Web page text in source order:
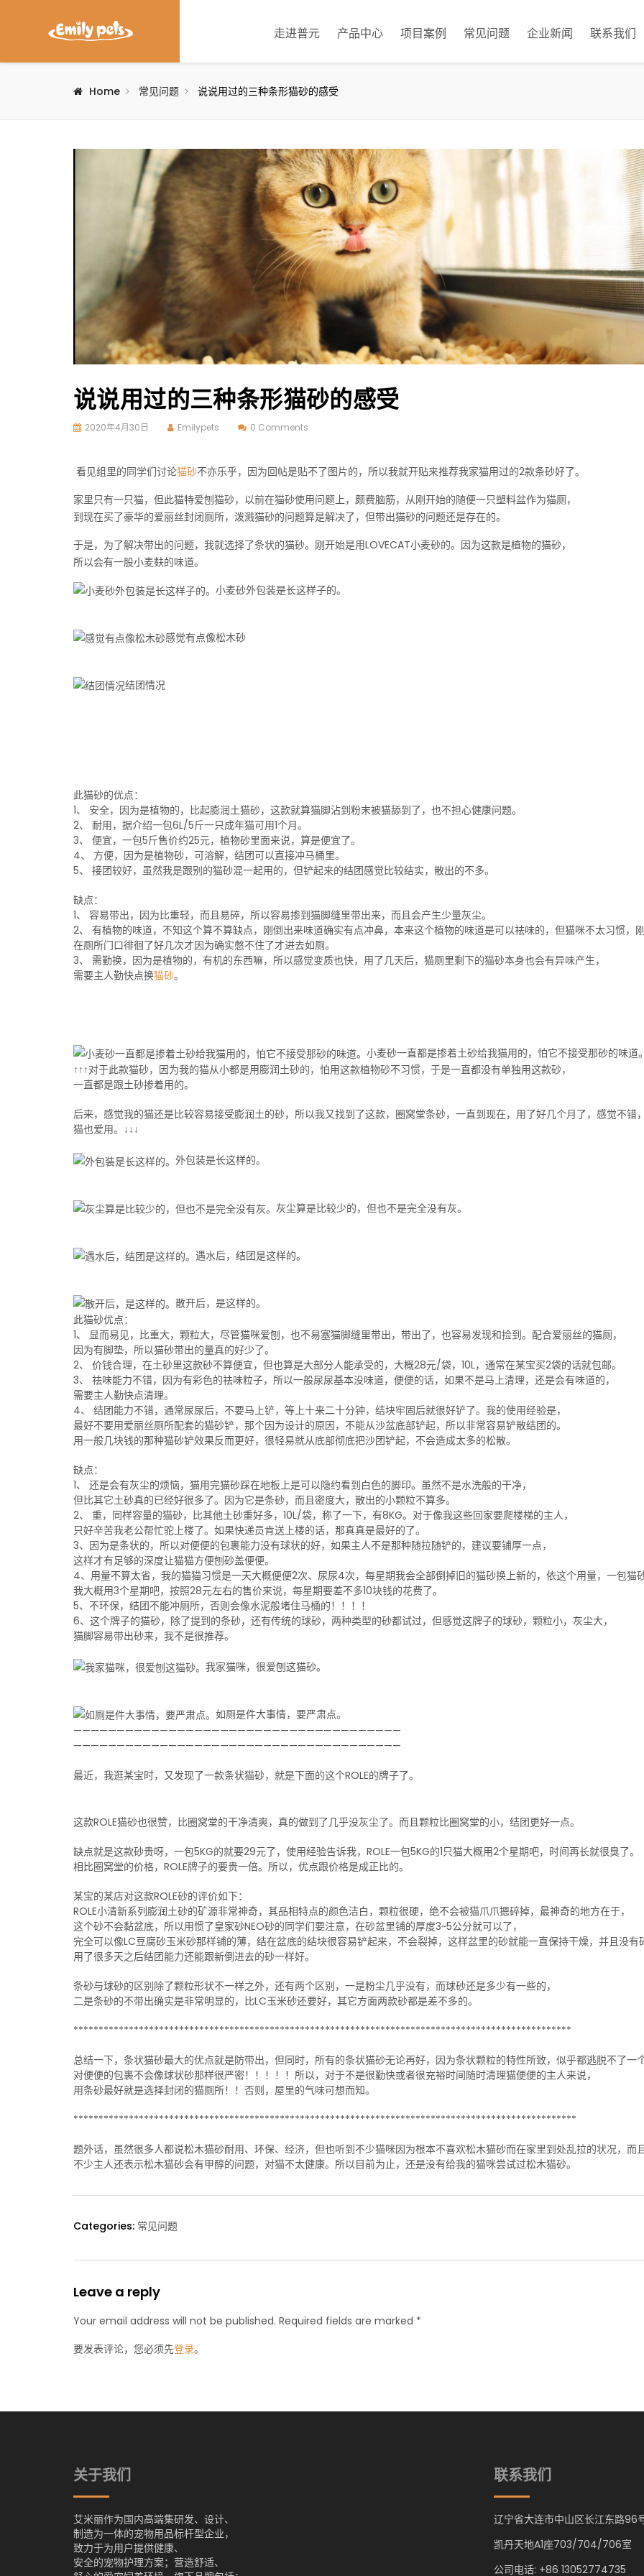
走进普元 产品中心 项目案例 常见问题 企业新闻 联系我们
Home 常见问题 说说用过的三种条形猫砂的感受
说说用过的三种条形猫砂的感受
2020年4月30日 Emilypets 0 Comments
看见组里的同学们讨论猫砂不亦乐乎，因为回帖是贴不了图片的，所以我就开贴来推荐我家猫用过的2款条砂好了。
家里只有一只猫，但此猫特爱刨猫砂，以前在猫砂使用问题上，颇费脑筋，从刚开始的随便一只塑料盆作为猫厕，
到现在买了豪华的爱丽丝封闭厕所，泼溅猫砂的问题算是解决了，但带出猫砂的问题还是存在的。
于是，为了解决带出的问题，我就选择了条状的猫砂。刚开始是用LOVECAT小麦砂的。因为这款是植物的猫砂，
所以会有一股小麦麸的味道。
小麦砂外包装是长这样子的。
感觉有点像松木砂
结团情况
此猫砂的优点：
1、 安全，因为是植物的，比起膨润土猫砂，这款就算猫脚沾到粉末被猫舔到了，也不担心健康问题。
2、 耐用，据介绍一包6L/5斤一只成年猫可用1个月。
3、 便宜，一包5斤售价约25元，植物砂里面来说，算是便宜了。
4、 方便，因为是植物砂，可溶解，结团可以直接冲马桶里。
5、 接团较好，虽然我是跟别的猫砂混一起用的，但铲起来的结团感觉比较结实，散出的不多。
缺点：
1、 容易带出，因为比重轻，而且易碎，所以容易掺到猫脚缝里带出来，而且会产生少量灰尘。
2、 有植物的味道，不知这个算不算缺点，刚倒出来味道确实有点冲鼻，本来这个植物的味道是可以祛味的，但猫咪不太习惯，
在厕所门口徘徊了好几次才因为确实憋不住了才进去如厕。
3、 需勤换，因为是植物的，有机的东西嘛，所以感觉变质也快，用了几天后，猫厕里剩下的猫砂本身也会有异味产生，
需要主人勤快点换猫砂。
小麦砂一直都是掺着土砂给我猫用的，怕它不接受那砂的味道
↑↑↑对于此款猫砂，因为我的猫从小都是用膨润土砂的，怕用这款植物砂不习惯，于是一直都没有单独用这款砂，
一直都是跟土砂掺着用的。
后来，感觉我的猫还是比较容易接受膨润土的砂，所以我又找到了这款，圈窝堂条砂，一直到现在，用了好几个月了，感觉不错
猫也爱用。↓↓↓
外包装是长这样的。
灰尘算是比较少的，但也不是完全没有灰。
遇水后，结团是这样的。
散开后，是这样的。
此猫砂优点：
1、 显而易见，比重大，颗粒大，尽管猫咪爱刨，也不易塞猫脚缝里带出，带出了，也容易发现和捡到。配合爱丽丝的猫厕，
因为有脚垫，所以猫砂带出的量真的好少了。
2、 价钱合理，在土砂里这款砂不算便宜，但也算是大部分人能承受的，大概28元/袋，10L，通常在某宝买2袋的话就包邮。
3、 祛味能力不错，因为有彩色的祛味粒子，所以一般尿尿基本没味道，便便的话，如果不是马上清理，还是会有味道的，
需要主人勤快点清理。
4、 结团能力不错，通常尿尿后，不要马上铲，等上十来二十分钟，结块牢固后就很好铲了。我的使用经验是，
最好不要用爱丽丝厕所配套的猫砂铲，那个因为设计的原因，不能从沙盆底部铲起，所以非常容易铲散结团的。
用一般几块钱的那种猫砂铲效果反而更好，很轻易就从底部彻底把沙团铲起，不会造成太多的松散。
缺点：
1、 还是会有灰尘的烦恼，猫用完猫砂踩在地板上是可以隐约看到白色的脚印。虽然不是水洗般的干净，
但比其它土砂真的已经好很多了。因为它是条砂，而且密度大，散出的小颗粒不算多。
2、 重，同样容量的猫砂，比其他土砂重好多，10L/袋，称了一下，有8KG。对于像我这些回家要爬楼梯的主人，
只好辛苦我老公帮忙驼上楼了。如果快递员肯送上楼的话，那真真是最好的了。
3、因为是条状的，所以对便便的包裹能力没有球状的好，如果主人不是那种随拉随铲的，建议要铺厚一点，
这样才有足够的深度让猫猫方便刨砂盖便便。
4、用量不算太省，我的猫猫习惯是一天大概便便2次、尿尿4次，每星期我会全部倒掉旧的猫砂换上新的，依这个用量，一包猫
我大概用3个星期吧，按照28元左右的售价来说，每星期要差不多10块钱的花费了。
5、不环保，结团不能冲厕所，否则会像水泥般堵住马桶的！！！！
6、这个牌子的猫砂，除了提到的条砂，还有传统的球砂，两种类型的砂都试过，但感觉这牌子的球砂，颗粒小，灰尘大，
猫脚容易带出砂来，我不是很推荐。
我家猫咪，很爱刨这猫砂。
如厕是件大事情，要严肃点。
——————————————————————————————————————
——————————————————————————————————————
最近，我逛某宝时，又发现了一款条状猫砂，就是下面的这个ROLE的牌子了。
这款ROLE猫砂也很赞，比圈窝堂的干净清爽，真的做到了几乎没灰尘了。而且颗粒比圈窝堂的小，结团更好一点。
缺点就是这款砂贵呀，一包5KG的就要29元了，使用经验告诉我，ROLE一包5KG的1只猫大概用2个星期吧，时间再长就很臭了。
相比圈窝堂的价格，ROLE牌子的要贵一倍。所以，优点跟价格是成正比的。
某宝的某店对这款ROLE砂的评价如下：
ROLE小清新系列膨润土砂的矿源非常神奇，其品相特点的颜色洁白，颗粒很硬，绝不会被猫爪爪摁碎掉，最神奇的地方在于，
这个砂不会黏盆底，所以用惯了皇家砂NEO砂的同学们要注意，在砂盆里铺的厚度3~5公分就可以了，
完全可以像LC豆腐砂玉米砂那样铺的薄，结在盆底的结块很容易铲起来，不会裂掉，这样盆里的砂就能一直保持干燥，并且没有
用了很多天之后结团能力还能跟新倒进去的砂一样好。
条砂与球砂的区别除了颗粒形状不一样之外，还有两个区别，一是粉尘几乎没有，而球砂还是多少有一些的，
二是条砂的不带出确实是非常明显的，比LC玉米砂还要好，其它方面两款砂都是差不多的。
***************************************************************************************************
总结一下，条状猫砂最大的优点就是防带出，但同时，所有的条状猫砂无论再好，因为条状颗粒的特性所致，似乎都逃脱不了一
对便便的包裹不会像球状砂那样很严密！！！！！所以，对于不是很勤快或者很充裕时间随时清理猫便便的主人来说，
用条砂最好就是选择封闭的猫厕所！！否则，屋里的气味可想而知。
****************************************************************************************************
题外话，虽然很多人都说松木猫砂耐用、环保、经济，但也听到不少猫咪因为根本不喜欢松木猫砂而在家里到处乱拉的状况，而
不少主人还表示松木猫砂会有甲醇的问题，对猫不太健康。所以目前为止，还是没有给我的猫咪尝试过松木猫砂。
Categories: 常见问题
Leave a reply
Your email address will not be published. Required fields are marked *
要发表评论，您必须先登录。
关于我们
艾米丽作为国内高端集研发、设计、
制造为一体的宠物用品标杆型企业，
致力于为用户提供健康、
安全的宠物护理方案；营造舒适、
联系我们
辽宁省大连市中山区长江东路96
凯丹天地A1座703/704/706室
公司电话: +86 13052774735